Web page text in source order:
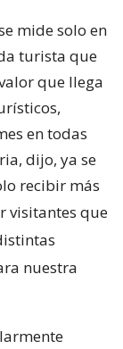
mide solo en
turista que
que llega
en todas
dijo, ya se
recibir más
visitantes que
nuestra